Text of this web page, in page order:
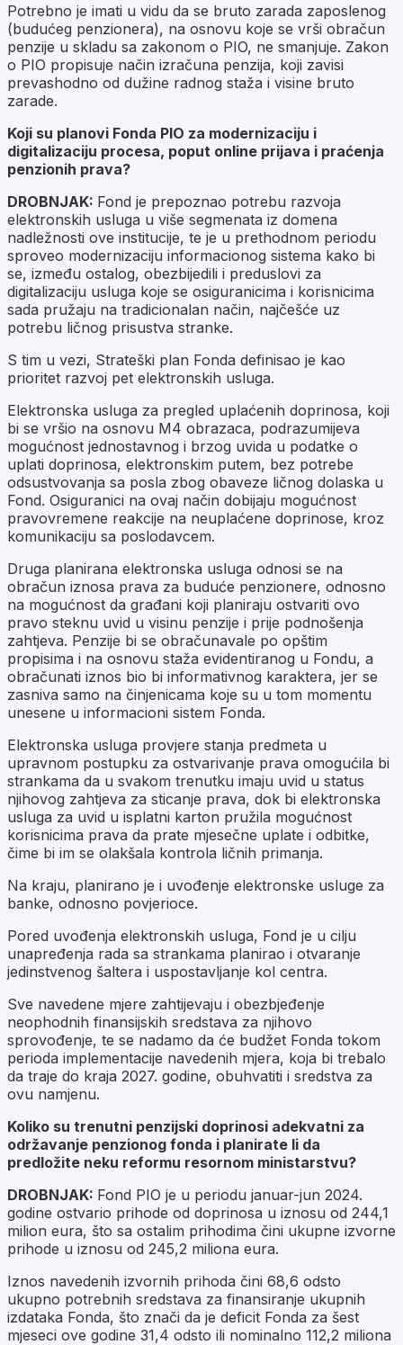
Potrebno je imati u vidu da se bruto zarada zaposlenog
(budućeg penzionera), na osnovu koje se vrši obračun
penzije u skladu sa zakonom o PIO, ne smanjuje. Zakon
o PIO propisuje način izračuna penzija, koji zavisi
prevashodno od dužine radnog staža i visine bruto
zarade.
Koji su planovi Fonda PIO za modernizaciju i
digitalizaciju procesa, poput online prijava i praćenja
penzionih prava?
DROBNJAK: Fond je prepoznao potrebu razvoja
elektronskih usluga u više segmenata iz domena
nadležnosti ove institucije, te je u prethodnom periodu
sproveo modernizaciju informacionog sistema kako bi
se, između ostalog, obezbijedili i preduslovi za
digitalizaciju usluga koje se osiguranicima i korisnicima
sada pružaju na tradicionalan način, najčešće uz
potrebu ličnog prisustva stranke.
S tim u vezi, Strateški plan Fonda definisao je kao
prioritet razvoj pet elektronskih usluga.
Elektronska usluga za pregled uplaćenih doprinosa, koji
bi se vršio na osnovu M4 obrazaca, podrazumijeva
mogućnost jednostavnog i brzog uvida u podatke o
uplati doprinosa, elektronskim putem, bez potrebe
odsustvovanja sa posla zbog obaveze ličnog dolaska u
Fond. Osiguranici na ovaj način dobijaju mogućnost
pravovremene reakcije na neuplaćene doprinose, kroz
komunikaciju sa poslodavcem.
Druga planirana elektronska usluga odnosi se na
obračun iznosa prava za buduće penzionere, odnosno
na mogućnost da građani koji planiraju ostvariti ovo
pravo steknu uvid u visinu penzije i prije podnošenja
zahtjeva. Penzije bi se obračunavale po opštim
propisima i na osnovu staža evidentiranog u Fondu, a
obračunati iznos bio bi informativnog karaktera, jer se
zasniva samo na činjenicama koje su u tom momentu
unesene u informacioni sistem Fonda.
Elektronska usluga provjere stanja predmeta u
upravnom postupku za ostvarivanje prava omogućila bi
strankama da u svakom trenutku imaju uvid u status
njihovog zahtjeva za sticanje prava, dok bi elektronska
usluga za uvid u isplatni karton pružila mogućnost
korisnicima prava da prate mjesečne uplate i odbitke,
čime bi im se olakšala kontrola ličnih primanja.
Na kraju, planirano je i uvođenje elektronske usluge za
banke, odnosno povjerioce.
Pored uvođenja elektronskih usluga, Fond je u cilju
unapređenja rada sa strankama planirao i otvaranje
jedinstvenog šaltera i uspostavljanje kol centra.
Sve navedene mjere zahtijevaju i obezbjeđenje
neophodnih finansijskih sredstava za njihovo
sprovođenje, te se nadamo da će budžet Fonda tokom
perioda implementacije navedenih mjera, koja bi trebalo
da traje do kraja 2027. godine, obuhvatiti i sredstva za
ovu namjenu.
Koliko su trenutni penzijski doprinosi adekvatni za
održavanje penzionog fonda i planirate li da
predložite neku reformu resornom ministarstvu?
DROBNJAK: Fond PIO je u periodu januar-jun 2024.
godine ostvario prihode od doprinosa u iznosu od 244,1
milion eura, što sa ostalim prihodima čini ukupne izvorne
prihode u iznosu od 245,2 miliona eura.
Iznos navedenih izvornih prihoda čini 68,6 odsto
ukupno potrebnih sredstava za finansiranje ukupnih
izdataka Fonda, što znači da je deficit Fonda za šest
mjeseci ove godine 31,4 odsto ili nominalno 112,2 miliona